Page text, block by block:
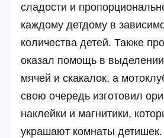
сладости и
каждому детдому в
количества детей. Также
оказал помощь в
мячей и скакалок, а
свою очередь изготовил
наклейки и магнитики,
украшают комнаты детишек.